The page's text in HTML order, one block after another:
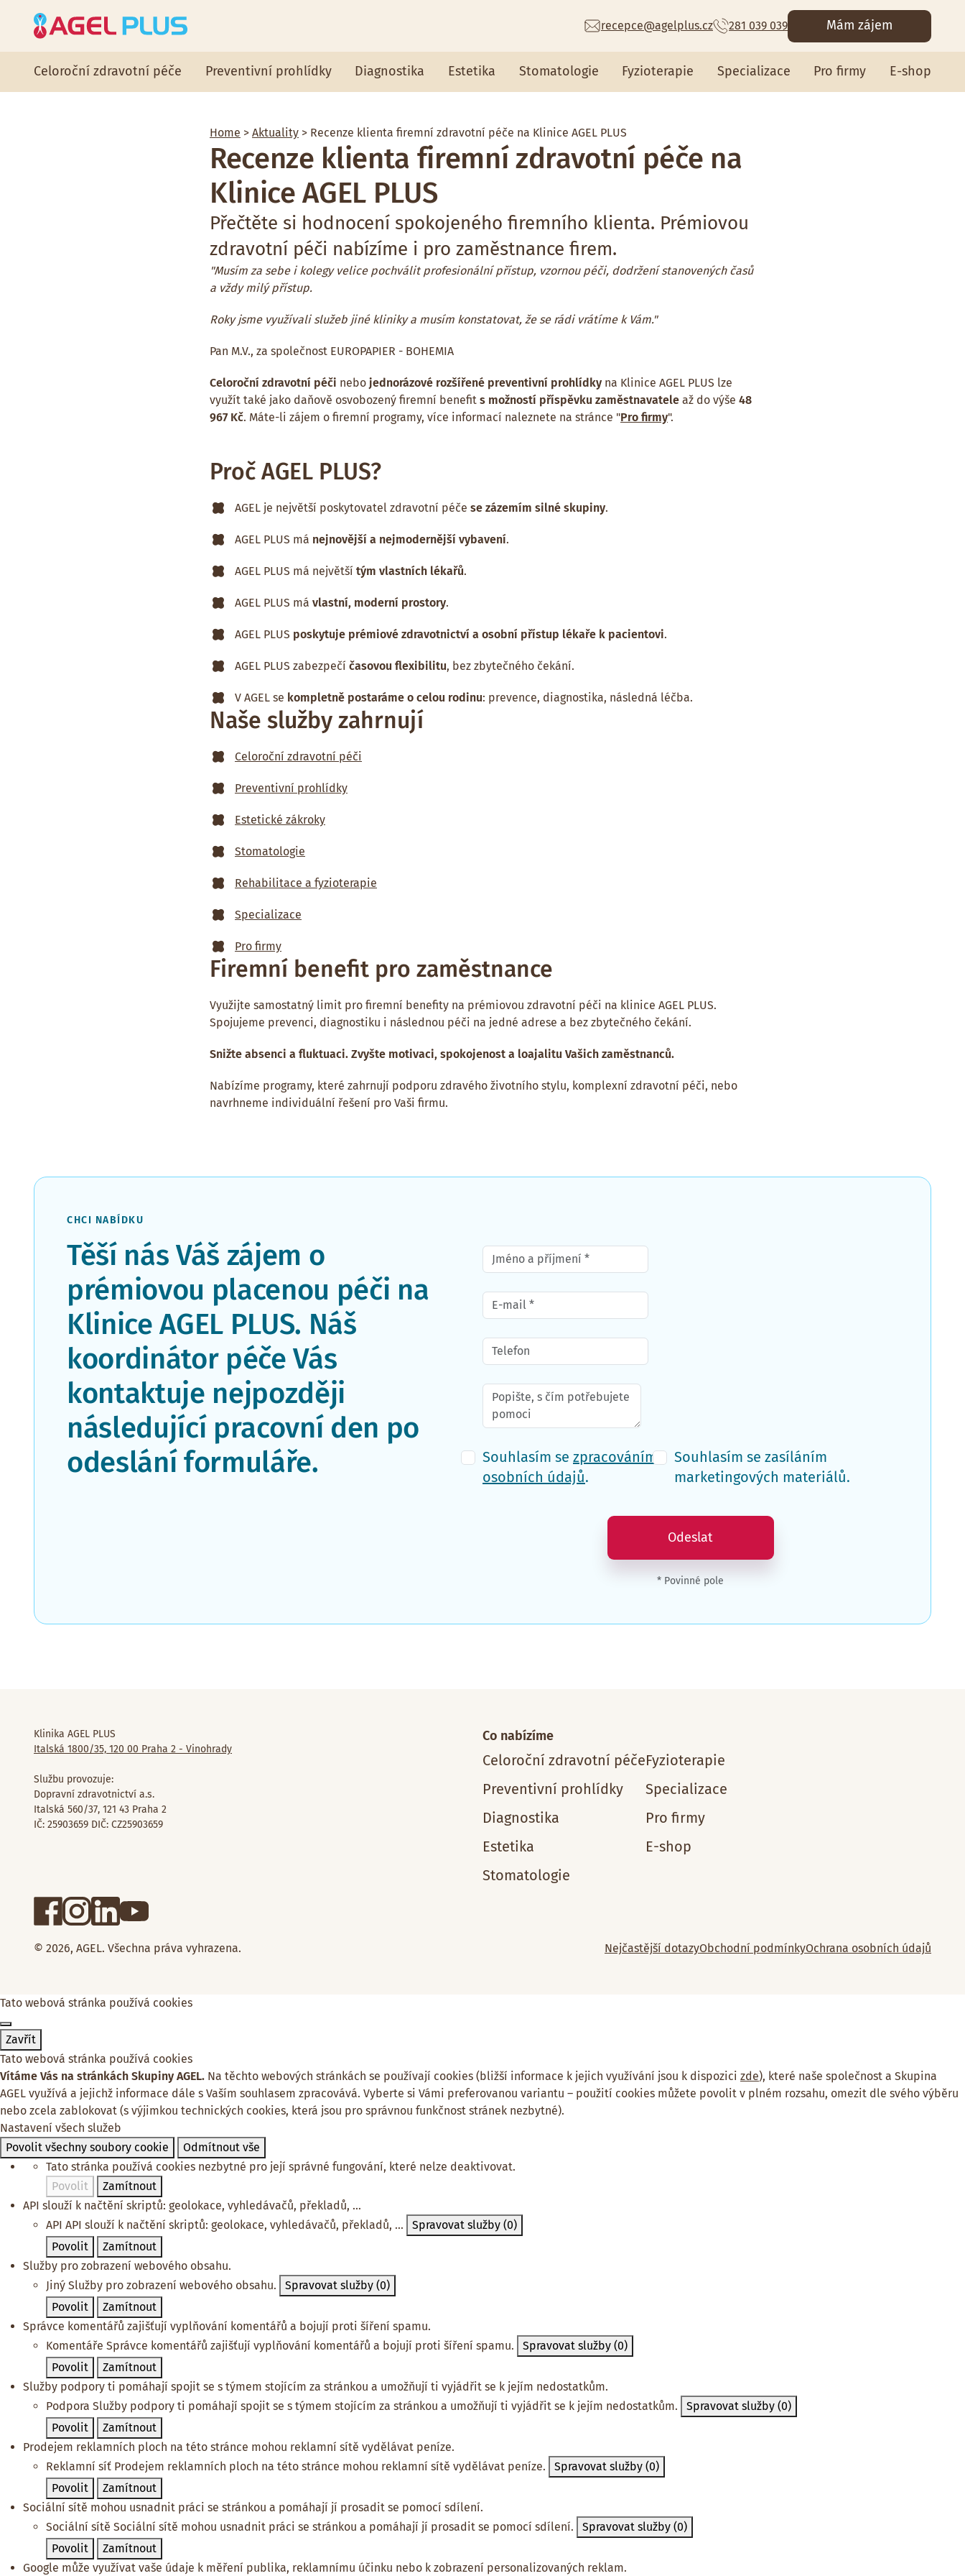
recepce@agelplus.cz 281 039 039 Mám zájem
Celoroční zdravotní péče Preventivní prohlídky Diagnostika Estetika Stomatologie Fyzioterapie Specializace Pro firmy E-shop
Home > Aktuality > Recenze klienta firemní zdravotní péče na Klinice AGEL PLUS
Recenze klienta firemní zdravotní péče na
Klinice AGEL PLUS
Přečtěte si hodnocení spokojeného firemního klienta. Prémiovou
zdravotní péči nabízíme i pro zaměstnance firem.
"Musím za sebe i kolegy velice pochválit profesionální přístup, vzornou péči, dodržení stanovených časů
a vždy milý přístup.
Roky jsme využívali služeb jiné kliniky a musím konstatovat, že se rádi vrátíme k Vám."
Pan M.V., za společnost EUROPAPIER - BOHEMIA
Celoroční zdravotní péči nebo jednorázové rozšířené preventivní prohlídky na Klinice AGEL PLUS lze
využít také jako daňově osvobozený firemní benefit s možností příspěvku zaměstnavatele až do výše 48
967 Kč. Máte-li zájem o firemní programy, více informací naleznete na stránce "Pro firmy".
Proč AGEL PLUS?
AGEL je největší poskytovatel zdravotní péče se zázemím silné skupiny.
AGEL PLUS má nejnovější a nejmodernější vybavení.
AGEL PLUS má největší tým vlastních lékařů.
AGEL PLUS má vlastní, moderní prostory.
AGEL PLUS poskytuje prémiové zdravotnictví a osobní přístup lékaře k pacientovi.
AGEL PLUS zabezpečí časovou flexibilitu, bez zbytečného čekání.
V AGEL se kompletně postaráme o celou rodinu: prevence, diagnostika, následná léčba.
Naše služby zahrnují
Celoroční zdravotní péči
Preventivní prohlídky
Estetické zákroky
Stomatologie
Rehabilitace a fyzioterapie
Specializace
Pro firmy
Firemní benefit pro zaměstnance
Využijte samostatný limit pro firemní benefity na prémiovou zdravotní péči na klinice AGEL PLUS.
Spojujeme prevenci, diagnostiku i následnou péči na jedné adrese a bez zbytečného čekání.
Snižte absenci a fluktuaci. Zvyšte motivaci, spokojenost a loajalitu Vašich zaměstnanců.
Nabízíme programy, které zahrnují podporu zdravého životního stylu, komplexní zdravotní péči, nebo
navrhneme individuální řešení pro Vaši firmu.
CHCI NABÍDKU
Těší nás Váš zájem o
prémiovou placenou péči na
Klinice AGEL PLUS. Náš
koordinátor péče Vás
kontaktuje nejpozději
následující pracovní den po
odeslání formuláře.
Souhlasím se zpracováním
osobních údajů.
Souhlasím se zasíláním
marketingových materiálů.
Odeslat
* Povinné pole
Klinika AGEL PLUS
Italská 1800/35, 120 00 Praha 2 - Vinohrady
Službu provozuje:
Dopravní zdravotnictví a.s.
Italská 560/37, 121 43 Praha 2
IČ: 25903659 DIČ: CZ25903659
Co nabízíme
Celoroční zdravotní péče
Preventivní prohlídky
Diagnostika
Estetika
Stomatologie
Fyzioterapie
Specializace
Pro firmy
E-shop
© 2026, AGEL. Všechna práva vyhrazena. Nejčastější dotazyObchodní podmínkyOchrana osobních údajů
Tato webová stránka používá cookies
Zavřít
Tato webová stránka používá cookies
Vítáme Vás na stránkách Skupiny AGEL. Na těchto webových stránkách se používají cookies (bližší informace k jejich využívání jsou k dispozici zde), které naše společnost a Skupina
AGEL využívá a jejichž informace dále s Vaším souhlasem zpracovává. Vyberte si Vámi preferovanou variantu – použití cookies můžete povolit v plném rozsahu, omezit dle svého výběru
nebo zcela zablokovat (s výjimkou technických cookies, která jsou pro správnou funkčnost stránek nezbytné).
Nastavení všech služeb
Povolit všechny soubory cookie
Odmítnout vše
Tato stránka používá cookies nezbytné pro její správné fungování, které nelze deaktivovat.
Povolit
Zamítnout
API slouží k načtění skriptů: geolokace, vyhledávačů, překladů, ...
API API slouží k načtění skriptů: geolokace, vyhledávačů, překladů, ... Spravovat služby (0)
Povolit
Zamítnout
Služby pro zobrazení webového obsahu.
Jiný Služby pro zobrazení webového obsahu. Spravovat služby (0)
Povolit
Zamítnout
Správce komentářů zajišťují vyplňování komentářů a bojují proti šíření spamu.
Komentáře Správce komentářů zajišťují vyplňování komentářů a bojují proti šíření spamu. Spravovat služby (0)
Povolit
Zamítnout
Služby podpory ti pomáhají spojit se s týmem stojícím za stránkou a umožňují ti vyjádřit se k jejím nedostatkům.
Podpora Služby podpory ti pomáhají spojit se s týmem stojícím za stránkou a umožňují ti vyjádřit se k jejím nedostatkům. Spravovat služby (0)
Povolit
Zamítnout
Prodejem reklamních ploch na této stránce mohou reklamní sítě vydělávat peníze.
Reklamní síť Prodejem reklamních ploch na této stránce mohou reklamní sítě vydělávat peníze. Spravovat služby (0)
Povolit
Zamítnout
Sociální sítě mohou usnadnit práci se stránkou a pomáhají jí prosadit se pomocí sdílení.
Sociální sítě Sociální sítě mohou usnadnit práci se stránkou a pomáhají jí prosadit se pomocí sdílení. Spravovat služby (0)
Povolit
Zamítnout
Google může využívat vaše údaje k měření publika, reklamnímu účinku nebo k zobrazení personalizovaných reklam.